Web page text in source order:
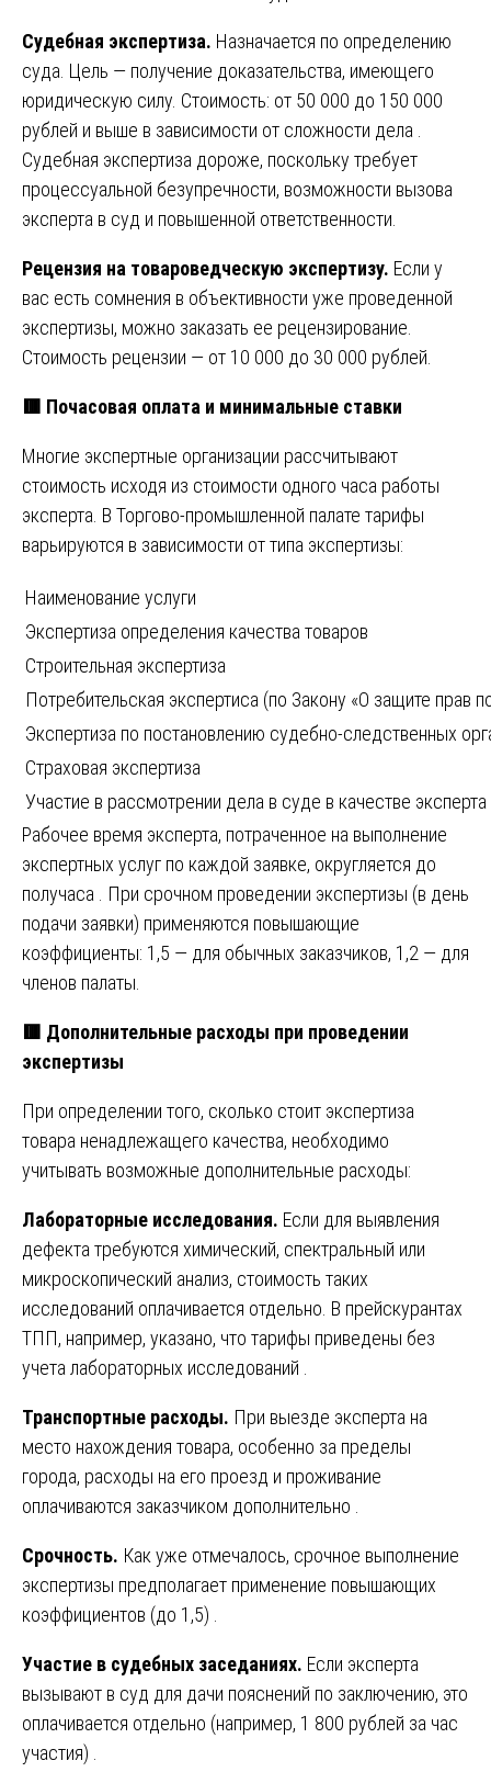
Судебная экспертиза. Назначается по определению
суда. Цель — получение доказательства, имеющего
юридическую силу. Стоимость: от 50 000 до 150 000
рублей и выше в зависимости от сложности дела .
Судебная экспертиза дороже, поскольку требует
процессуальной безупречности, возможности вызова
эксперта в суд и повышенной ответственности.
Рецензия на товароведческую экспертизу. Если у
вас есть сомнения в объективности уже проведенной
экспертизы, можно заказать ее рецензирование.
Стоимость рецензии — от 10 000 до 30 000 рублей.
🟥 Почасовая оплата и минимальные ставки
Многие экспертные организации рассчитывают
стоимость исходя из стоимости одного часа работы
эксперта. В Торгово-промышленной палате тарифы
варьируются в зависимости от типа экспертизы:
Наименование услуги
Экспертиза определения качества товаров
Строительная экспертиза
Потребительская экспертиса (по Закону «О защите прав
Экспертиза по постановлению судебно-следственных
Страховая экспертиза
Участие в рассмотрении дела в суде в качестве эксперта
Рабочее время эксперта, потраченное на выполнение
экспертных услуг по каждой заявке, округляется до
получаса . При срочном проведении экспертизы (в день
подачи заявки) применяются повышающие
коэффициенты: 1,5 — для обычных заказчиков, 1,2 — для
членов палаты.
🟥 Дополнительные расходы при проведении
экспертизы
При определении того, сколько стоит экспертиза
товара ненадлежащего качества, необходимо
учитывать возможные дополнительные расходы:
Лабораторные исследования. Если для выявления
дефекта требуются химический, спектральный или
микроскопический анализ, стоимость таких
исследований оплачивается отдельно. В прейскурантах
ТПП, например, указано, что тарифы приведены без
учета лабораторных исследований .
Транспортные расходы. При выезде эксперта на
место нахождения товара, особенно за пределы
города, расходы на его проезд и проживание
оплачиваются заказчиком дополнительно .
Срочность. Как уже отмечалось, срочное выполнение
экспертизы предполагает применение повышающих
коэффициентов (до 1,5) .
Участие в судебных заседаниях. Если эксперта
вызывают в суд для дачи пояснений по заключению, это
оплачивается отдельно (например, 1 800 рублей за час
участия) .